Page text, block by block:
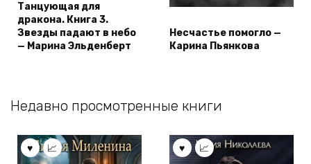
Танцующая для
дракона. Книга 3.
Звезды падают в небо
— Марина Эльденберт
Несчастье помогло —
Карина Пьянкова
Недавно просмотренные книги